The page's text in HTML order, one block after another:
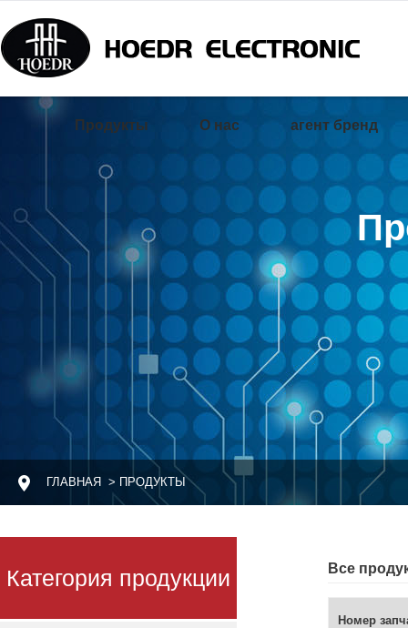
Продукты О нас агент бренд
ГЛАВНАЯ > ПРОДУКТЫ
Категория продукции Все
Номер